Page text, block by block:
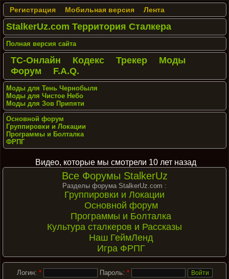
Регистрация Мобильная версия Лента
StalkerUz.com Территория Сталкера
Полная версия сайта
ТС-Онлайн Кодекс Трекер
Моды
Форум
F.A.Q.
Моды для Тень Чернобыля
Моды для Чистое Небо
Моды для Зов Припяти
Основной форум
Группировки и Локации
Программы и Болталка
ФРПГ
Видео, которые мы смотрели 10 лет назад
Все Форумы StalkerUz
Разделы форума StalkerUz.com :
Группировки и Локации
Основной форум
Программы и Болталка
Культура сталкеров и Рассказы
Наш ГеймЛенд
Игра ФРПГ
Логин: * Пароль: *